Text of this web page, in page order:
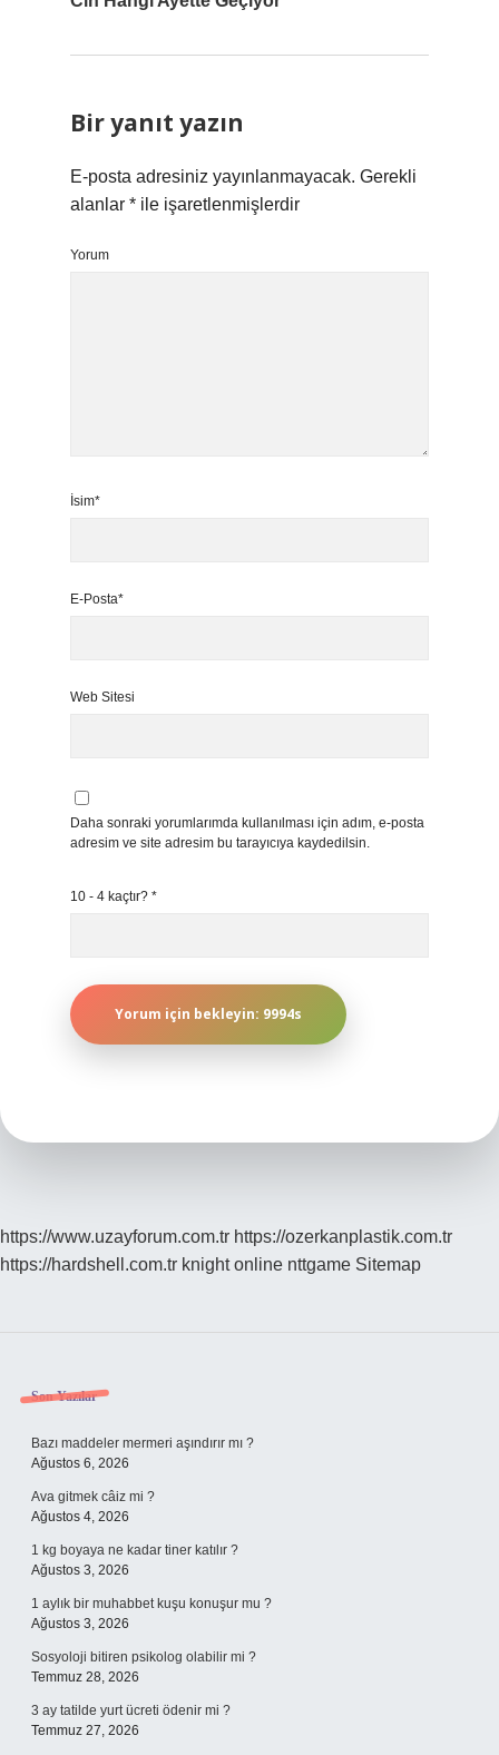
Bir yanıt yazın
E-posta adresiniz yayınlanmayacak. Gerekli
alanlar * ile işaretlenmişlerdir
Yorum
İsim*
E-Posta*
Web Sitesi
Daha sonraki yorumlarımda kullanılması için adım, e-posta
adresim ve site adresim bu tarayıcıya kaydedilsin.
10 - 4 kaçtır? *
https://www.uzayforum.com.tr https://ozerkanplastik.com.tr
https://hardshell.com.tr knight online nttgame Sitemap
Sidebar
Son Yazılar
Bazı maddeler mermeri aşındırır mı ?
Ağustos 6, 2026
Ava gitmek câiz mi ?
Ağustos 4, 2026
1 kg boyaya ne kadar tiner katılır ?
Ağustos 3, 2026
1 aylık bir muhabbet kuşu konuşur mu ?
Ağustos 3, 2026
Sosyoloji bitiren psikolog olabilir mi ?
Temmuz 28, 2026
3 ay tatilde yurt ücreti ödenir mi ?
Temmuz 27, 2026